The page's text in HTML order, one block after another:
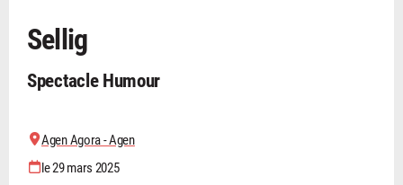
Sellig
Spectacle Humour
Agen Agora - Agen
le 29 mars 2025